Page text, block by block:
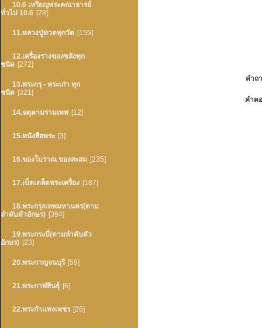
10.6 เหรียญพระคณาจารย์
ทั่วไป 10.6 [28]
11.หลวงปู่ทวดทุกวัด [155]
12.เครื่องรางของขลังทุก
ชนิด [272]
13.พระกรุ - พระเก่า ทุก
ชนิด [321]
14.จตุคามรามเทพ [12]
15.หนังสือพระ [3]
16.ของโบราณ ของสะสม [235]
17.เบ็ดเตล็ดพระเครื่อง [187]
18.พระกรุงเทพมหานคร(ตาม
ลำดับตัวอักษร) [394]
19.พระกระบี่(ตามลำดับตัว
อักษร) [23]
20.พระกาญจนบุรี [59]
21.พระกาฬสินธุ์ [6]
22.พระกำแพงเพชร [26]
คำถ
คำต